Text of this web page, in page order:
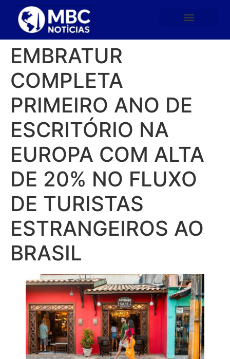
EMBRATUR
COMPLETA
PRIMEIRO ANO DE
ESCRITÓRIO NA
EUROPA COM ALTA
DE 20% NO FLUXO
DE TURISTAS
ESTRANGEIROS AO
BRASIL